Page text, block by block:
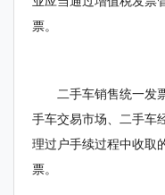
票。
二手车销售统一发票
手车交易市场、二手车
理过户手续过程中收取
票。